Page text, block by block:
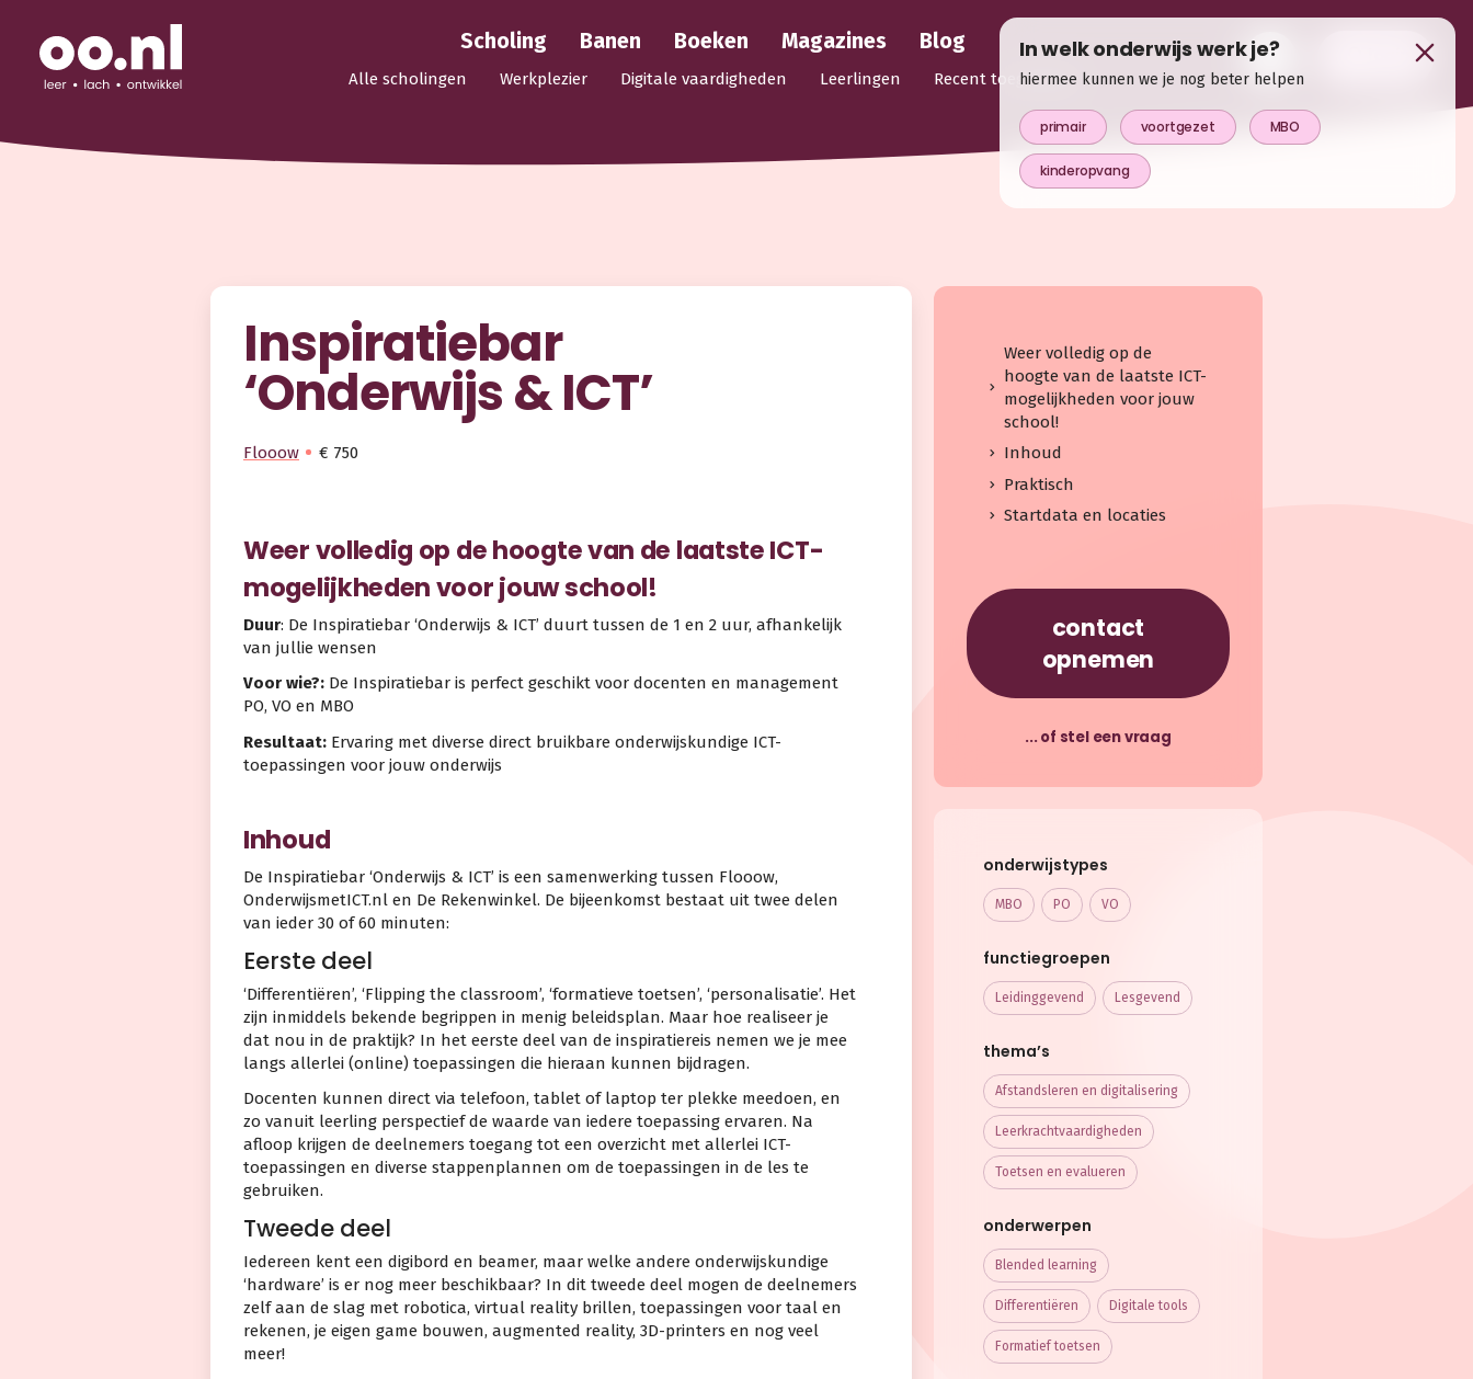
Scholing Banen Boeken Magazines Blog
Alle scholingen Werkplezier Digitale vaardigheden Leerlingen Recent toegevoegd
Inspiratiebar
‘Onderwijs & ICT’
Flooow € 750
Weer volledig op de hoogte van de laatste ICT-
mogelijkheden voor jouw school!
Duur: De Inspiratiebar ‘Onderwijs & ICT’ duurt tussen de 1 en 2 uur, afhankelijk
van jullie wensen
Voor wie?: De Inspiratiebar is perfect geschikt voor docenten en management
PO, VO en MBO
Resultaat: Ervaring met diverse direct bruikbare onderwijskundige ICT-
toepassingen voor jouw onderwijs
Inhoud
De Inspiratiebar ‘Onderwijs & ICT’ is een samenwerking tussen Flooow,
OnderwijsmetICT.nl en De Rekenwinkel. De bijeenkomst bestaat uit twee delen
van ieder 30 of 60 minuten:
Eerste deel
‘Differentiëren’, ‘Flipping the classroom’, ‘formatieve toetsen’, ‘personalisatie’. Het
zijn inmiddels bekende begrippen in menig beleidsplan. Maar hoe realiseer je
dat nou in de praktijk? In het eerste deel van de inspiratiereis nemen we je mee
langs allerlei (online) toepassingen die hieraan kunnen bijdragen.
Docenten kunnen direct via telefoon, tablet of laptop ter plekke meedoen, en
zo vanuit leerling perspectief de waarde van iedere toepassing ervaren. Na
afloop krijgen de deelnemers toegang tot een overzicht met allerlei ICT-
toepassingen en diverse stappenplannen om de toepassingen in de les te
gebruiken.
Tweede deel
Iedereen kent een digibord en beamer, maar welke andere onderwijskundige
‘hardware’ is er nog meer beschikbaar? In dit tweede deel mogen de deelnemers
zelf aan de slag met robotica, virtual reality brillen, toepassingen voor taal en
rekenen, je eigen game bouwen, augmented reality, 3D-printers en nog veel
meer!
Weer volledig op de
hoogte van de laatste ICT-
mogelijkheden voor jouw
school!
Inhoud
Praktisch
Startdata en locaties
contact
opnemen
... of stel een vraag
onderwijstypes
MBO PO VO
functiegroepen
Leidinggevend Lesgevend
thema’s
Afstandsleren en digitalisering
Leerkracht­vaardigheden
Toetsen en evalueren
onderwerpen
Blended learning
Differentiëren Digitale tools
Formatief toetsen
In welk onderwijs werk je?
hiermee kunnen we je nog beter helpen
primair voortgezet MBO
kinderopvang